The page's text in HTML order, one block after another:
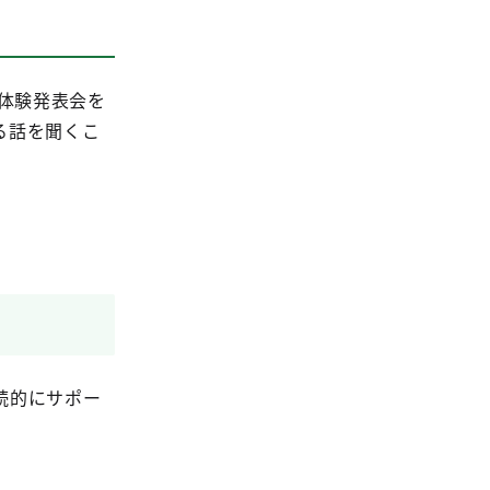
験発表会を
話を聞くこ
的にサポー